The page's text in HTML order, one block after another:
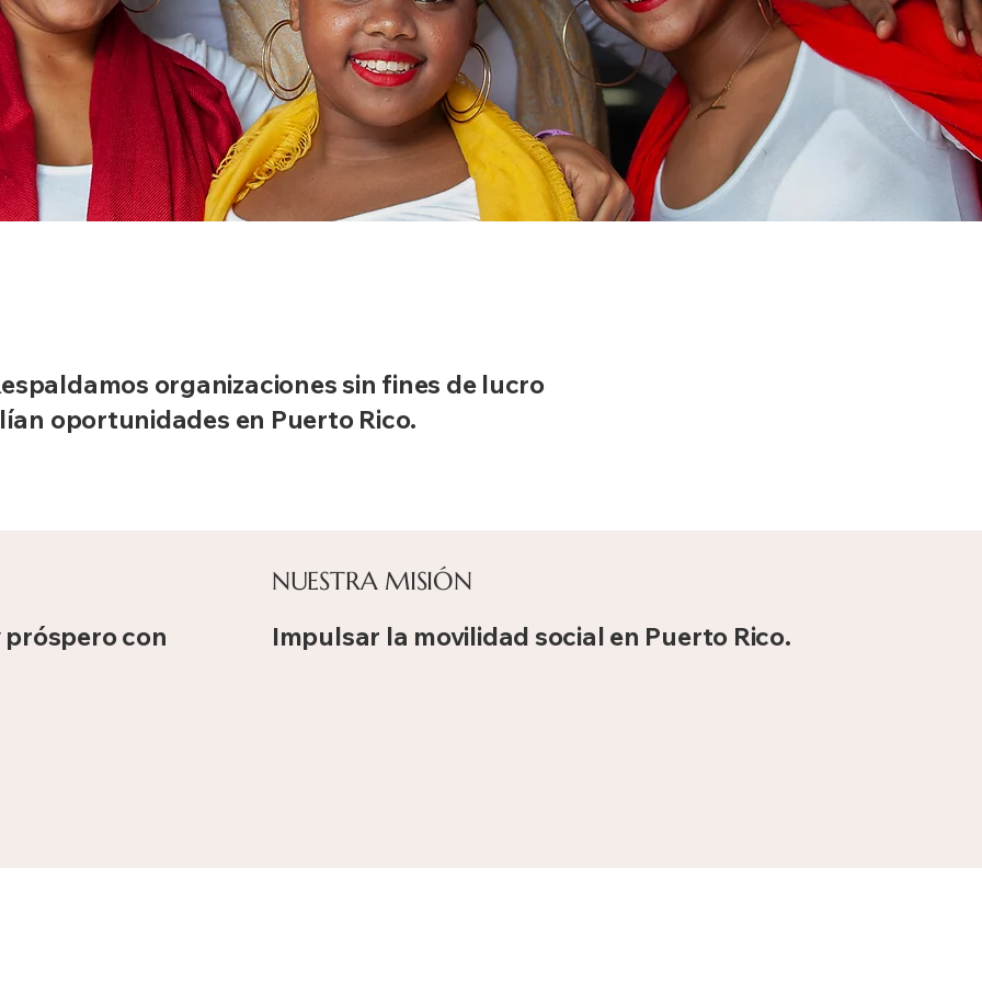
organizaciones sin fines de lucro
oportunidades en Puerto Rico.
con
NUESTRA MISIÓN
Impulsar la movilidad social en Puerto Rico.